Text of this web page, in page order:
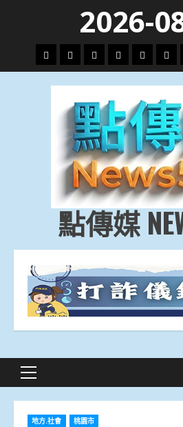
content
2026-
頭
條
財
經
地
方.
會
文
教.
技
專
題
娛
樂
劇
點傳媒
Primary
地方.社會 桃園市